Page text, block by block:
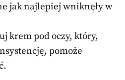
jak najlepiej wniknęły w
krem pod oczy, który,
pomoże